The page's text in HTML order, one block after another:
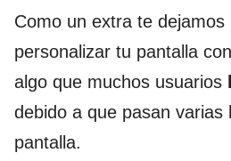
Como un extra te dejamos
personalizar tu pantalla
algo que muchos usuarios
debido a que pasan varias
pantalla.